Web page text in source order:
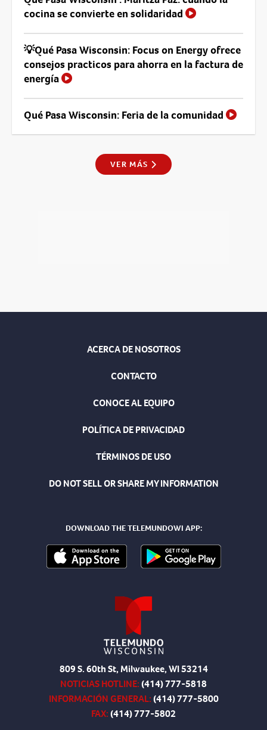
cocina se convierte en solidaridad
💡Qué Pasa Wisconsin: Focus on Energy ofrece
consejos practicos para ahorra en la factura de
energía
Qué Pasa Wisconsin: Feria de la comunidad
VER MÁS
ACERCA DE NOSOTROS
CONTACTO
CONOCE AL EQUIPO
POLÍTICA DE PRIVACIDAD
TÉRMINOS DE USO
DO NOT SELL OR SHARE MY INFORMATION
DOWNLOAD THE TELEMUNDOWI APP:
809 S. 60th St, Milwaukee, WI 53214
NOTICIAS HOTLINE:(414) 777-5818
INFORMACIÓN GENERAL:(414) 777-5800
FAX:(414) 777-5802